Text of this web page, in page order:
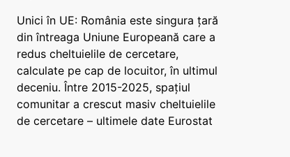
Unici în UE: România este singura țară
din întreaga Uniune Europeană care a
redus cheltuielile de cercetare,
calculate pe cap de locuitor, în ultimul
deceniu. Între 2015-2025, spațiul
comunitar a crescut masiv cheltuielile
de cercetare – ultimele date Eurostat